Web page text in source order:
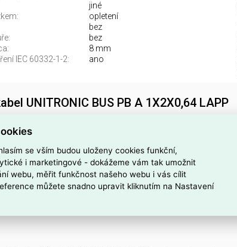
jiné
opletení
bez
bez
8 mm
IEC 60332-1-2:
ano
UNITRONIC BUS PB A 1X2X0,64 LAPP
UNITRONIC BUS PB A 1X2X0,64 LAPP
) z produktové řadyUNITRONIC BUS PBurčený pro
se vším budou uloženy cookies funkční,
i marketingové - dokážeme vám tak umožnit
webu, měřit funkčnost našeho webu i vás cílit
můžete snadno upravit kliknutím na Nastavení